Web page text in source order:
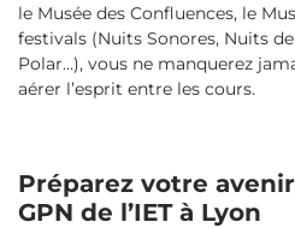
le Musée des Confluences, le
festivals (Nuits Sonores, Nuits
Polar…), vous ne manquerez
aérer l’esprit entre les cours.
Préparez votre
GPN de l’IET à Lyon